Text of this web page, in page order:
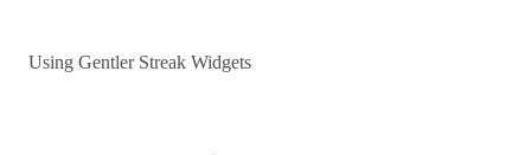
Using Gentler Streak Widgets